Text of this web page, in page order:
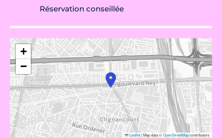
Réservation conseillée
+
−
Leaflet|Map data ©OpenStreetMapcontributors